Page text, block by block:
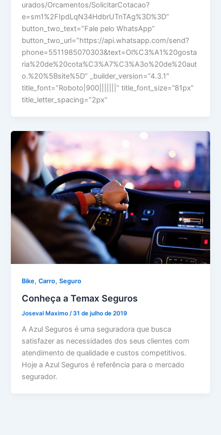
urados/Orcamentos/SolicitarCotacao?
e=sm1%2FIpdLqN34HdbrUTnTAg%3D%3D”
button_two_text=”Fale pelo WhatsApp”
button_two_url=”https://api.whatsapp.com/send?
phone=5511985070303&text=Ol%C3%A1%20gosta
ria%20de%20cota%C3%A7%C3%A3o%20de%20aut
o.%20%5Bsite%5D” _builder_version=”4.3.1″
title_font=”Roboto|900|||||||” title_font_size=”81px”
title_letter_spacing=”2px”
Bike,Carro,Seguro
Conheça a Temax Seguros
Joseval Maximo /31 de julho de 2019
A Azul Seguros é uma seguradora que busca
satisfazer as necessidades dos seus clientes com
atendimento de qualidade e custos competitivos.
Hoje a Azul Seguros é referência para o mercado
segurador.